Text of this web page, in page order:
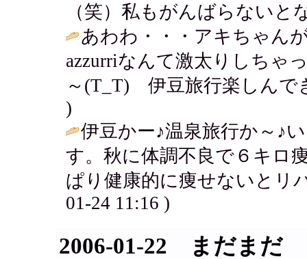
（笑）私もがんばらないと
あわわ・・・アキちゃん
azzurriなんて激太りしちゃ
～(T_T) 伊豆旅行楽しんで
)
伊豆かー♪温泉旅行か～♪
す。秋に体調不良で６キロ
ぱり健康的に痩せないと
01-24 11:16 )
2006-01-22 まだまだ